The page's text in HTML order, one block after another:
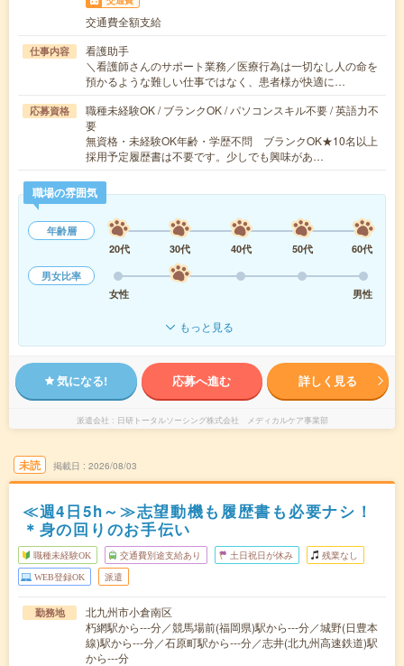
交通費全額支給
仕事内容
看護助手
＼看護師さんのサポート業務／医療行為は一切なし人の命を
預かるような難しい仕事ではなく、患者様が快適に…
応募資格
職種未経験OK / ブランクOK / パソコンスキル不要 / 英語力不
要
無資格・未経験OK年齢・学歴不問 ブランクOK★10名以上
採用予定履歴書は不要です。少しでも興味があ…
職場の雰囲気
年齢層
20代
30代 40代 50代
60代
男女比率
女性
男性
もっと見る
気になる! 応募へ進む 詳しく見る
派遣会社 日研トータルソーシング株式会社 メディカルケア事業部
未読 掲載日 2026/08/03
≪週4日5h～≫志望動機も履歴書も必要ナシ！
＊身の回りのお手伝い
職種未経験OK 交通費別途支給あり 土日祝日が休み 残業なし
WEB登録OK 派遣
勤務地
北九州市小倉南区
朽網駅から---分／競馬場前(福岡県)駅から---分／城野(日豊本
線)駅から---分／石原町駅から---分／志井(北九州高速鉄道)駅
から---分